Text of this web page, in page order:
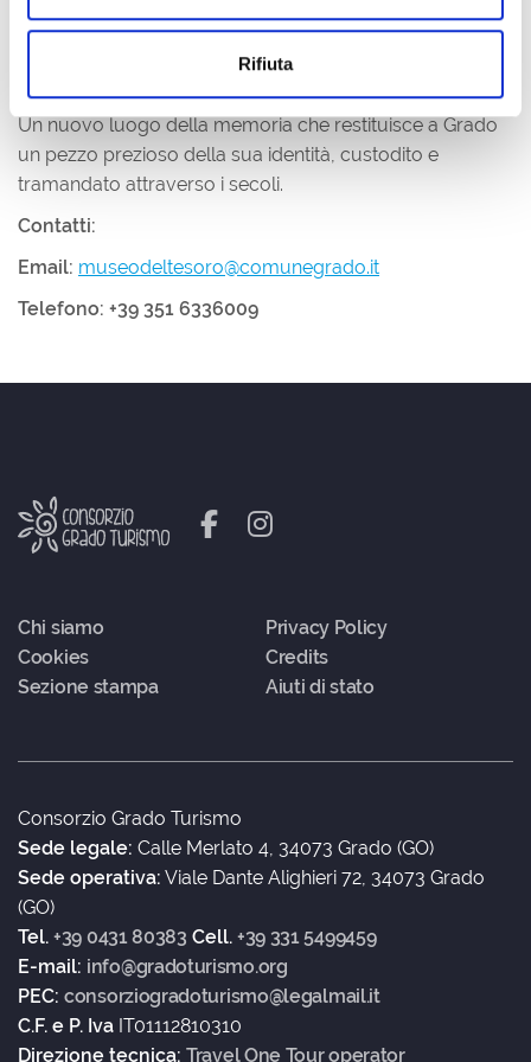
Rifiuta
Dasettembre a dicembre, solo i sabati, le
Un nuovo luogo della memoria che restituisce a Grado
un pezzo prezioso della sua identità, custodito e
tramandato attraverso i secoli.
Contatti:
Email: museodeltesoro@comunegrado.it
Telefono: +39 351 6336009
Chi siamo
Privacy Policy
Cookies
Credits
Sezione stampa
Aiuti di stato
Consorzio Grado Turismo
Sede legale: Calle Merlato 4, 34073 Grado (GO)
Sede operativa: Viale Dante Alighieri 72, 34073 Grado
(GO)
Tel. +39 0431 80383 Cell. +39 331 5499459
E-mail: info@gradoturismo.org
PEC: consorziogradoturismo@legalmail.it
C.F. e P. Iva IT01112810310
Direzione tecnica: Travel One Tour operator